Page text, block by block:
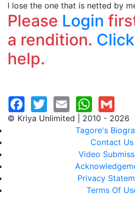
I lose the one that is netted by
Please Login
a rendition.
help.
© Kriya Unlimited | 2010 - 2026
Tagore's
Contact Us
Video
Privacy
Terms Of